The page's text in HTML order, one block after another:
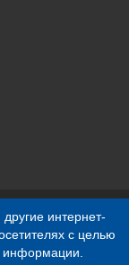
интернет-
с целью
информации.